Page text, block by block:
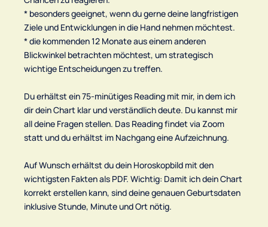
* besonders geeignet, wenn du gerne deine langfristigen
Ziele und Entwicklungen in die Hand nehmen möchtest.
* die kommenden 12 Monate aus einem anderen
Blickwinkel betrachten möchtest, um strategisch
wichtige Entscheidungen zu treffen.
Du erhältst ein 75-minütiges Reading mit mir, in dem ich
dir dein Chart klar und verständlich deute. Du kannst mir
all deine Fragen stellen. Das Reading findet via Zoom
statt und du erhältst im Nachgang eine Aufzeichnung.
Auf Wunsch erhältst du dein Horoskopbild mit den
wichtigsten Fakten als PDF. Wichtig: Damit ich dein Chart
korrekt erstellen kann, sind deine genauen Geburtsdaten